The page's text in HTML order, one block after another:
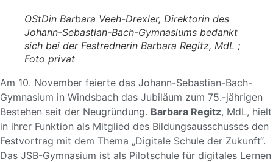
OStDin Barbara Veeh-Drexler, Direktorin des
Johann-Sebastian-Bach-Gymnasiums bedankt
sich bei der Festrednerin Barbara Regitz, MdL ;
Foto privat
Am 10. November feierte das Johann-Sebastian-Bach-
Gymnasium in Windsbach das Jubiläum zum 75.-jährigen
Bestehen seit der Neugründung. Barbara Regitz, MdL, hielt
in ihrer Funktion als Mitglied des Bildungsausschusses den
Festvortrag mit dem Thema „Digitale Schule der Zukunft“.
Das JSB-Gymnasium ist als Pilotschule für digitales Lernen